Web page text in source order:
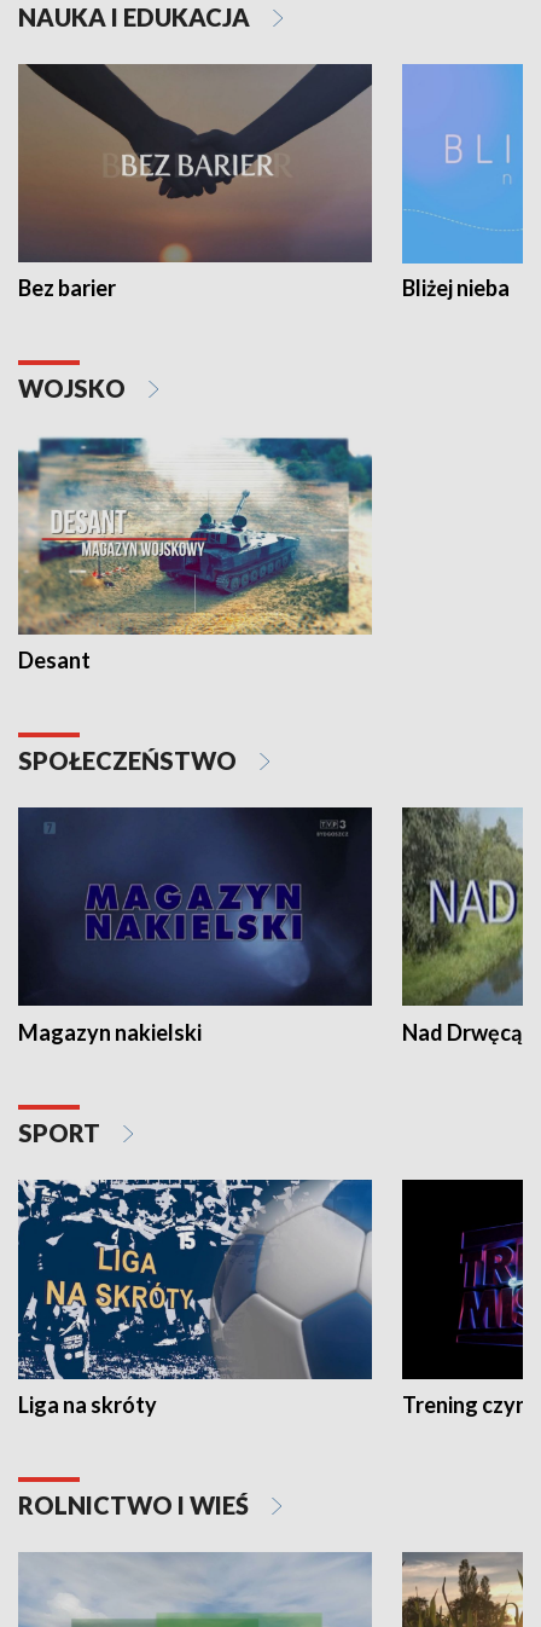
NAUKA I EDUKACJA
Bez barier Bliżej nieba
WOJSKO
Desant
SPOŁECZEŃSTWO
Magazyn nakielski Nad Drwęcą
SPORT
Liga na skróty Trening czyni
ROLNICTWO I WIEŚ